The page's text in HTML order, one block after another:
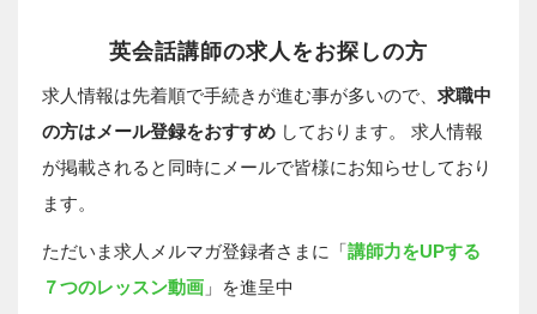
英会話講師の求人をお探しの方
求人情報は先着順で手続きが進む事が多いので、 求職中
の方はメール登録をおすすめ しております。 求人情報
が掲載されると同時にメールで皆様にお知らせしており
ます。
ただいま求人メルマガ登録者さまに「 講師力をUPする
７つのレッスン動画 」を進呈中